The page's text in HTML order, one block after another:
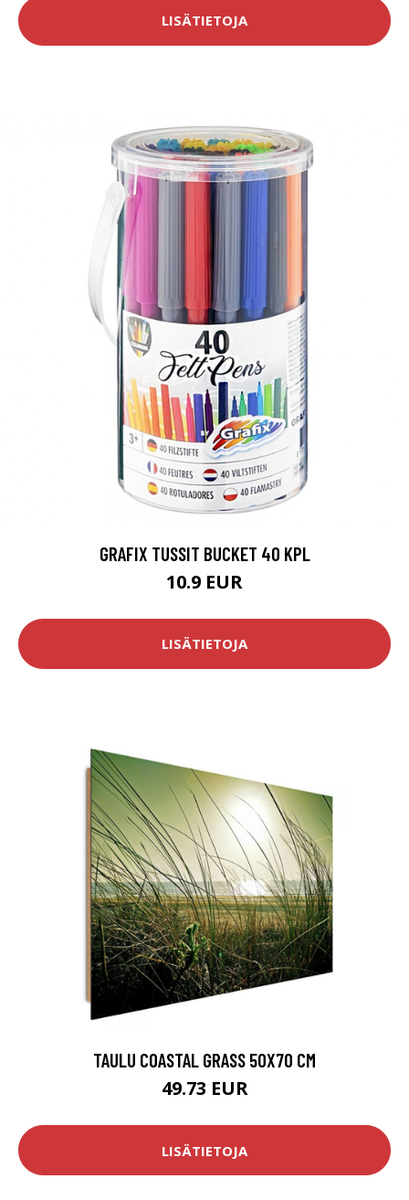
LISÄTIETOJA
GRAFIX TUSSIT BUCKET 40 KPL
10.9 EUR
LISÄTIETOJA
TAULU COASTAL GRASS 50X70 CM
49.73 EUR
LISÄTIETOJA